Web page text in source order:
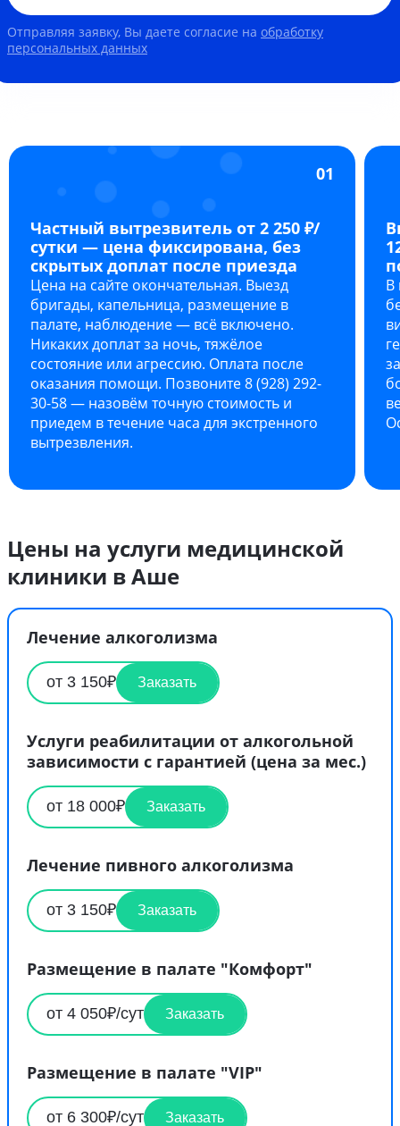
Отправляя заявку, Вы даете согласие на обработку
персональных данных
01
Частный вытрезвитель от 2 250 ₽/
сутки — цена фиксирована, без
скрытых доплат после приезда
Цена на сайте окончательная. Выезд
бригады, капельница, размещение в
палате, наблюдение — всё включено.
Никаких доплат за ночь, тяжёлое
состояние или агрессию. Оплата после
оказания помощи. Позвоните 8 (928) 292-
30-58 — назовём точную стоимость и
приедем в течение часа для экстренного
вытрезвления.
В
Цены на услуги медицинской
клиники в Аше
Лечение алкоголизма
от 3 150₽ Заказать
Услуги реабилитации от алкогольной
зависимости с гарантией (цена за мес.)
от 18 000₽ Заказать
Лечение пивного алкоголизма
от 3 150₽ Заказать
Размещение в палате "Комфорт"
от 4 050₽/сут Заказать
Размещение в палате "VIP"
от 6 300₽/сут Заказать